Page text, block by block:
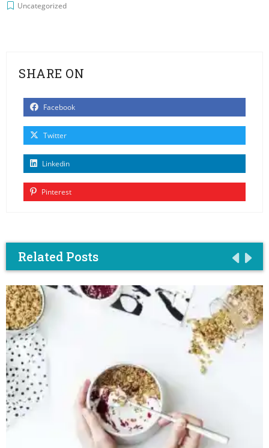
Uncategorized
SHARE ON
Facebook
Twitter
Linkedin
Pinterest
Related Posts